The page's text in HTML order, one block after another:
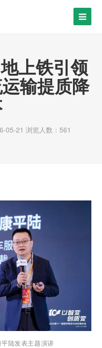
上铁引领
输提质降
05-21 浏览人数：561
陆发表主题演讲